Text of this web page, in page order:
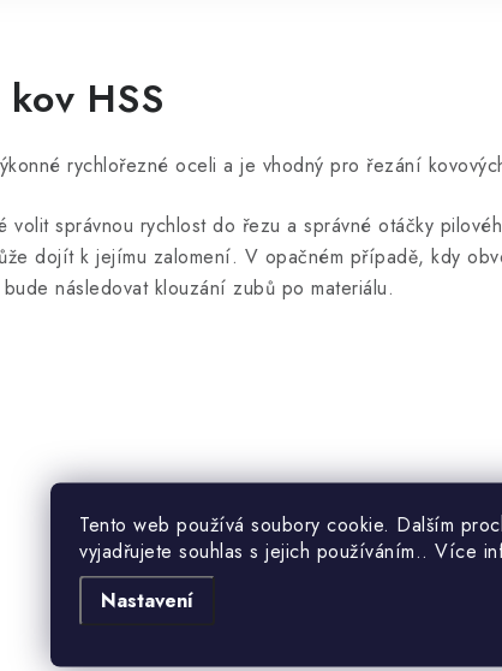
Tento web používá soubory cookie. Dalším
vyjadřujete souhlas s jejich používáním.. Více
Nastavení
HSS
rychlořezné oceli a je vhodný pro řezání
správnou rychlost do řezu a správné otáčky
dojít k jejímu zalomení. V opačném případě, kdy
následovat klouzání zubů po materiálu.